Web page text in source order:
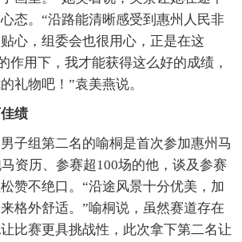
态。“沿路能清晰感受到惠州人民非
心，组委会也很用心，正是在这
作用下，我才能获得这么好的成绩，
礼物吧！”袁美燕说。
绩
组第二名的喻桐是首次参加惠州马
资历、参赛超100场的他，谈及参赛
赞不绝口。“沿途风景十分优美，加
格外舒适。”喻桐说，虽然赛道存在
比赛更具挑战性，此次拿下第二名让